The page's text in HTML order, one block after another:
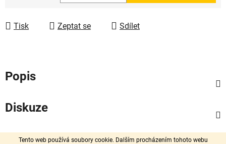
Tento web používá soubory cookie. Dalším procházením tohoto webu
Tisk Zeptat se Sdílet
Popis
Diskuze
Z
Vytvořil Shoptet